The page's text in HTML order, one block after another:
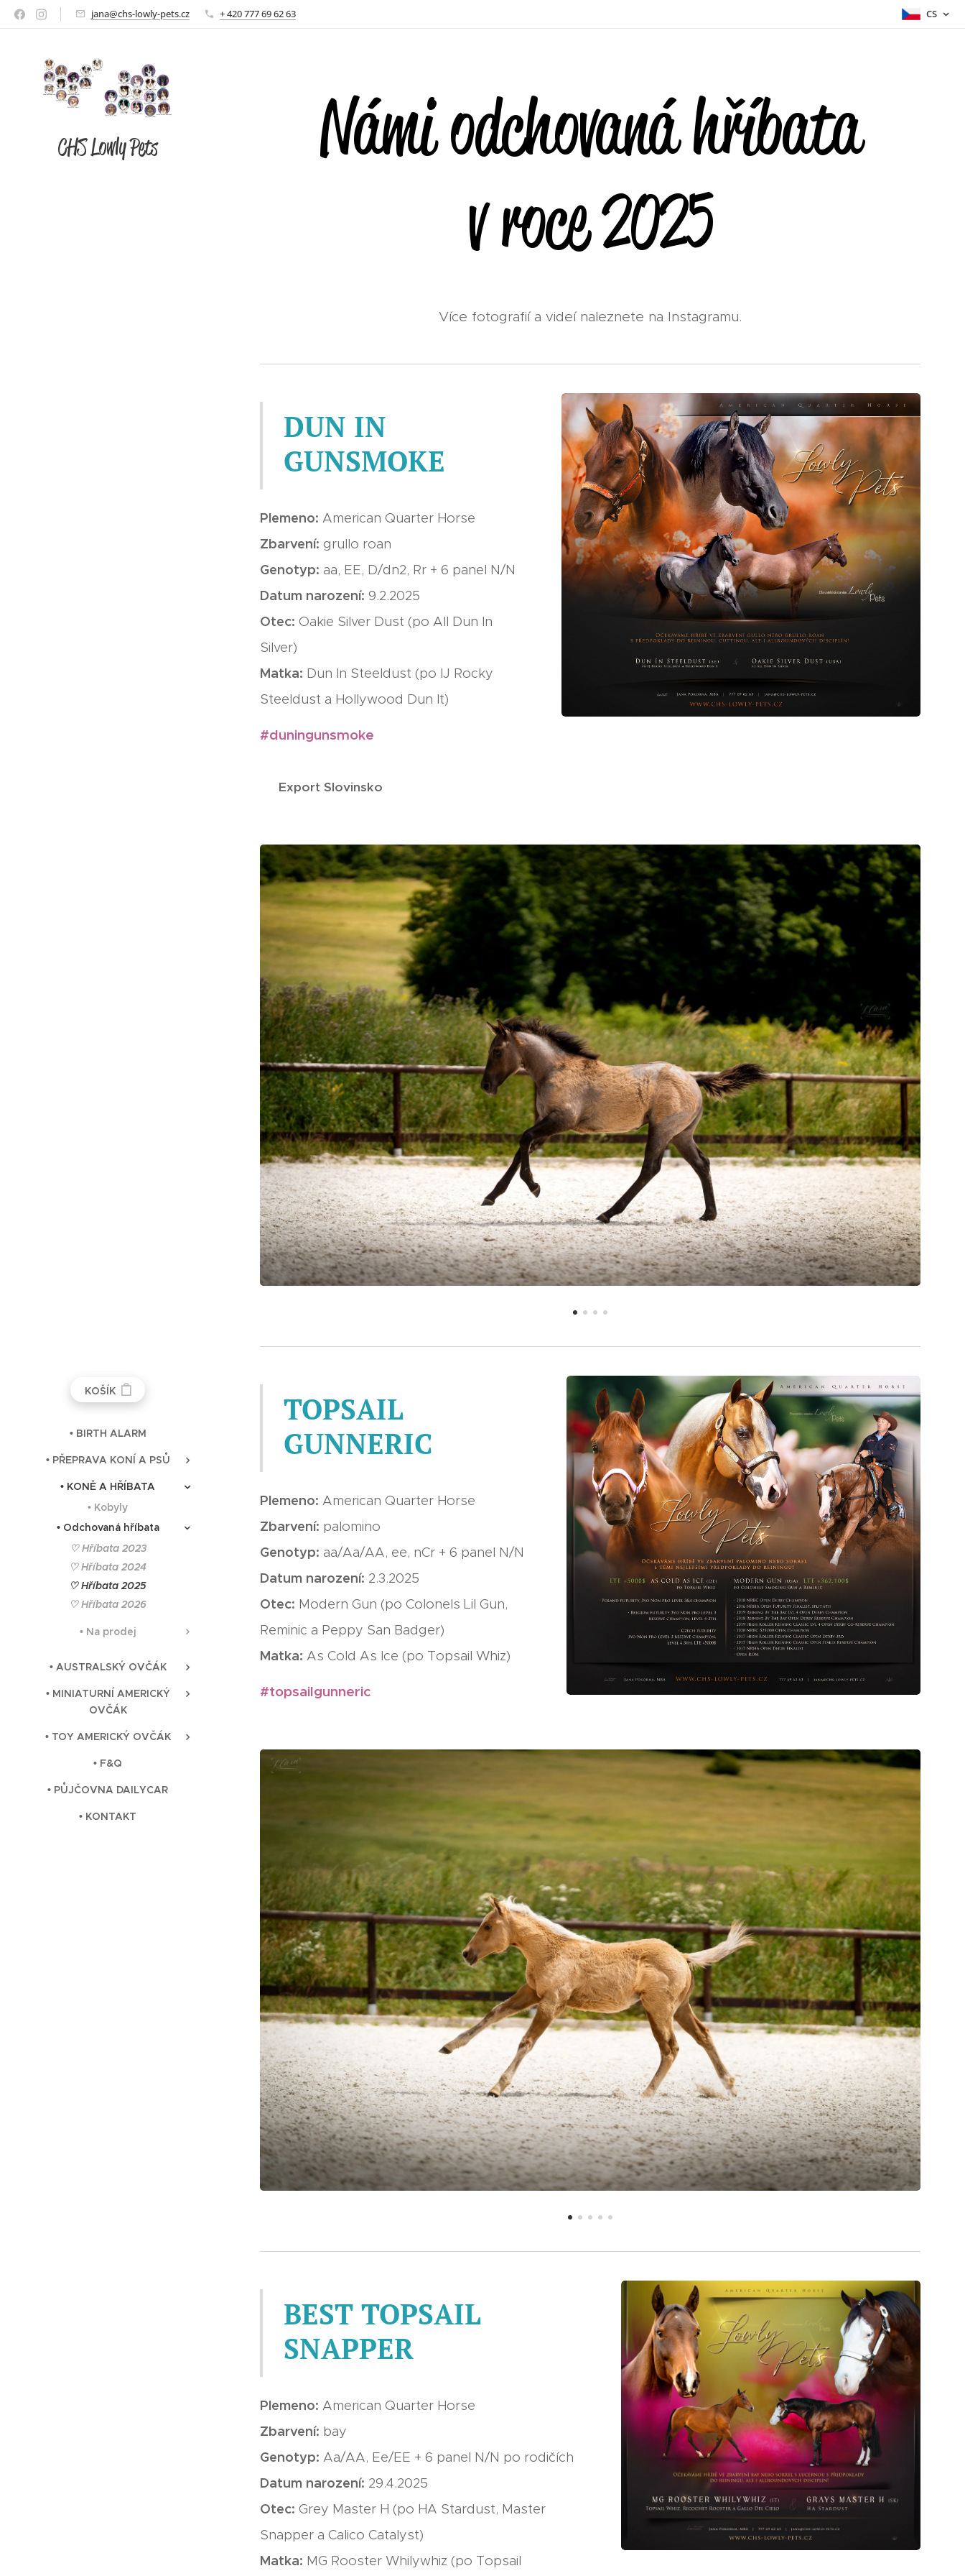
jana@chs-lowly-pets.cz + 420 777 69 62 63 CS
CHS Lowly Pets
KOŠÍK
• BIRTH ALARM
• PŘEPRAVA KONÍ A PSŮ
• KONĚ A HŘÍBATA
• Kobyly
• Odchovaná hříbata
♡ Hříbata 2023
♡ Hříbata 2024
♡ Hříbata 2025
♡ Hříbata 2026
• Na prodej
• AUSTRALSKÝ OVČÁK
• MINIATURNÍ AMERICKÝ
OVČÁK
• TOY AMERICKÝ OVČÁK
• F&Q
• PŮJČOVNA DAILYCAR
• KONTAKT
Námi odchovaná hříbata
v roce 2025
Více fotografií a videí naleznete na Instagramu.
DUN IN
GUNSMOKE
Plemeno: American Quarter Horse
Zbarvení: grullo roan
Genotyp: aa, EE, D/dn2, Rr + 6 panel N/N
Datum narození: 9.2.2025
Otec: Oakie Silver Dust (po All Dun In
Silver)
Matka: Dun In Steeldust (po IJ Rocky
Steeldust a Hollywood Dun It)
#duningunsmoke
Export Slovinsko
TOPSAIL
GUNNERIC
Plemeno: American Quarter Horse
Zbarvení: palomino
Genotyp: aa/Aa/AA, ee, nCr + 6 panel N/N
Datum narození: 2.3.2025
Otec: Modern Gun (po Colonels Lil Gun,
Reminic a Peppy San Badger)
Matka: As Cold As Ice (po Topsail Whiz)
#topsailgunneric
BEST TOPSAIL
SNAPPER
Plemeno: American Quarter Horse
Zbarvení: bay
Genotyp: Aa/AA, Ee/EE + 6 panel N/N po rodičích
Datum narození: 29.4.2025
Otec: Grey Master H (po HA Stardust, Master
Snapper a Calico Catalyst)
Matka: MG Rooster Whilywhiz (po Topsail